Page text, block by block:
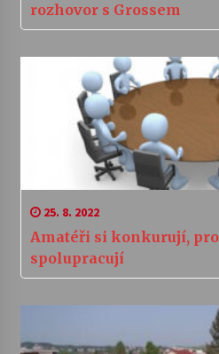
rozhovor s Grossem
25. 8. 2022
Amatéři si konkurují,
spolupracují